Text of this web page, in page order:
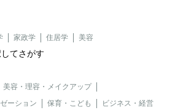
家政学 住居学 美容
てさがす
美容・理容・メイクアップ
ーション
保育・こども ビジネス・経営